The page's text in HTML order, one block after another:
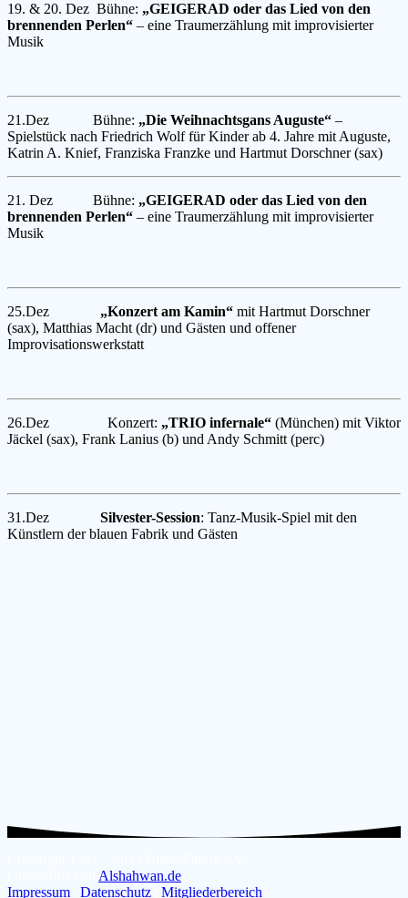
19. & 20. Dez Bühne: „GEIGERAD oder das Lied von den
brennenden Perlen“ – eine Traumerzählung mit improvisierter
Musik
21.Dez Bühne: „Die Weihnachtsgans Auguste“ –
Spielstück nach Friedrich Wolf für Kinder ab 4. Jahre mit Auguste,
Katrin A. Knief, Franziska Franzke und Hartmut Dorschner (sax)
21. Dez Bühne: „GEIGERAD oder das Lied von den
brennenden Perlen“ – eine Traumerzählung mit improvisierter
Musik
25.Dez „Konzert am Kamin“ mit Hartmut Dorschner
(sax), Matthias Macht (dr) und Gästen und offener
Improvisationswerkstatt
26.Dez Konzert: „TRIO infernale“ (München) mit Viktor
Jäckel (sax), Frank Lanius (b) und Andy Schmitt (perc)
31.Dez Silvester-Session: Tanz-Musik-Spiel mit den
Künstlern der blauen Fabrik und Gästen
Alshahwan.de
Impressum
Datenschutz Mitgliederbereich